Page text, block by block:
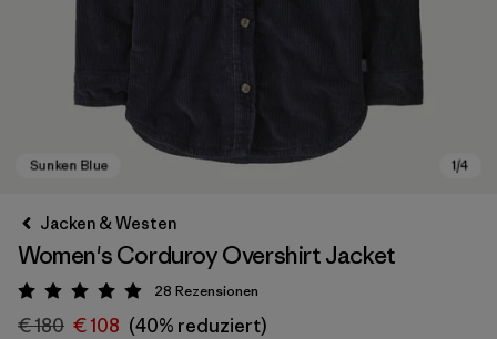
Jacken & Westen
Women's Corduroy Overshirt Jacket
Bewertung: 4.9 / 5
28 Rezensionen
€ 180 € 108 (40% reduziert)